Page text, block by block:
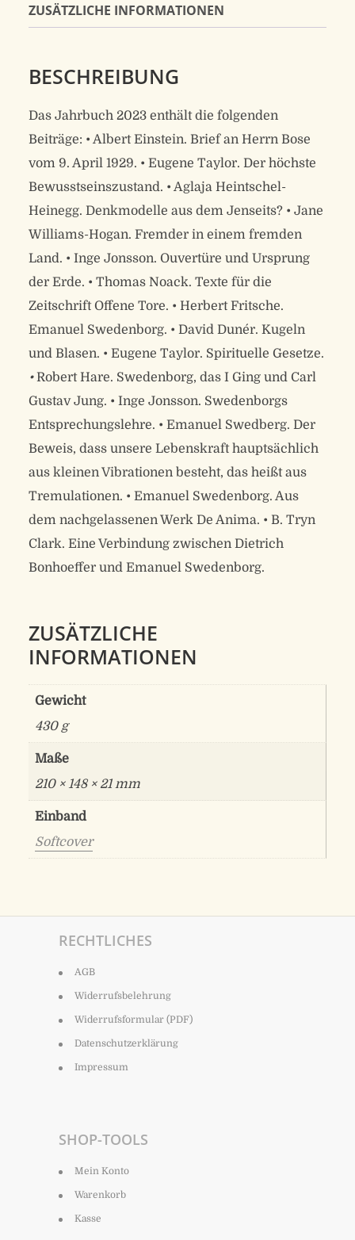
ZUSÄTZLICHE INFORMATIONEN
BESCHREIBUNG
Das Jahrbuch 2023 enthält die folgenden
Beiträge: • Albert Einstein. Brief an Herrn Bose
vom 9. April 1929. • Eugene Taylor. Der höchste
Bewusstseinszustand. • Aglaja Heintschel-
Heinegg. Denkmodelle aus dem Jenseits? • Jane
Williams-Hogan. Fremder in einem fremden
Land. • Inge Jonsson. Ouvertüre und Ursprung
der Erde. • Thomas Noack. Texte für die
Zeitschrift Offene Tore. • Herbert Fritsche.
Emanuel Swedenborg. • David Dunér. Kugeln
und Blasen. • Eugene Taylor. Spirituelle Gesetze.
•Robert Hare. Swedenborg, das I Ging und Carl
Gustav Jung. • Inge Jonsson. Swedenborgs
Entsprechungslehre. • Emanuel Swedberg. Der
Beweis, dass unsere Lebenskraft hauptsächlich
aus kleinen Vibrationen besteht, das heißt aus
Tremulationen. • Emanuel Swedenborg. Aus
dem nachgelassenen Werk De Anima. • B. Tryn
Clark. Eine Verbindung zwischen Dietrich
Bonhoeffer und Emanuel Swedenborg.
ZUSÄTZLICHE
INFORMATIONEN
Gewicht
430 g
Maße
210 × 148 × 21 mm
Einband
Softcover
RECHTLICHES
AGB
Widerrufsbelehrung
Widerrufsformular (PDF)
Datenschutzerklärung
Impressum
SHOP-TOOLS
Mein Konto
Warenkorb
Kasse